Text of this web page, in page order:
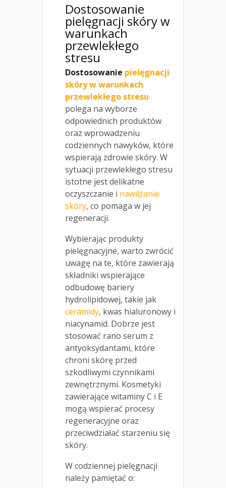
Dostosowanie
pielęgnacji skóry w
warunkach
przewlekłego
stresu
Dostosowanie pielęgnacji
skóry w warunkach
przewlekłego stresu
polega na wyborze
odpowiednich produktów
oraz wprowadzeniu
codziennych nawyków, które
wspierają zdrowie skóry. W
sytuacji przewlekłego stresu
istotne jest delikatne
oczyszczanie i nawilżanie
skóry, co pomaga w jej
regeneracji.
Wybierając produkty
pielęgnacyjne, warto zwrócić
uwagę na te, które zawierają
składniki wspierające
odbudowę bariery
hydrolipidowej, takie jak
ceramidy, kwas hialuronowy i
niacynamid. Dobrze jest
stosować rano serum z
antyoksydantami, które
chroni skórę przed
szkodliwymi czynnikami
zewnętrznymi. Kosmetyki
zawierające witaminy C i E
mogą wspierać procesy
regeneracyjne oraz
przeciwdziałać starzeniu się
skóry.
W codziennej pielęgnacji
należy pamiętać o: